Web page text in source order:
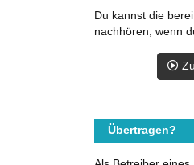
Du kannst die
nachhören, wenn
Übertragen?